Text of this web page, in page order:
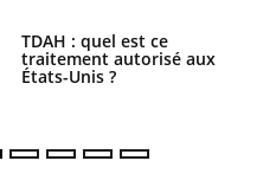
TDAH : quel est ce
traitement autorisé aux
États-Unis ?